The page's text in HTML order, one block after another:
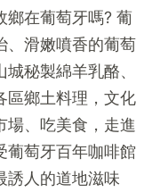
鄉在葡萄牙嗎? 葡
、滑嫩噴香的葡萄
秘製綿羊乳酪、
區鄉土料理，文化
場、吃美食，走進
葡萄牙百年咖啡館
誘人的道地滋味